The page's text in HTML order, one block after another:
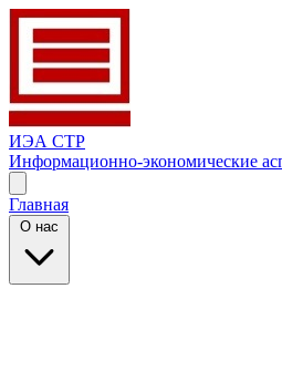
ИЭА СТР
Информационно-экономические
Главная
О нас